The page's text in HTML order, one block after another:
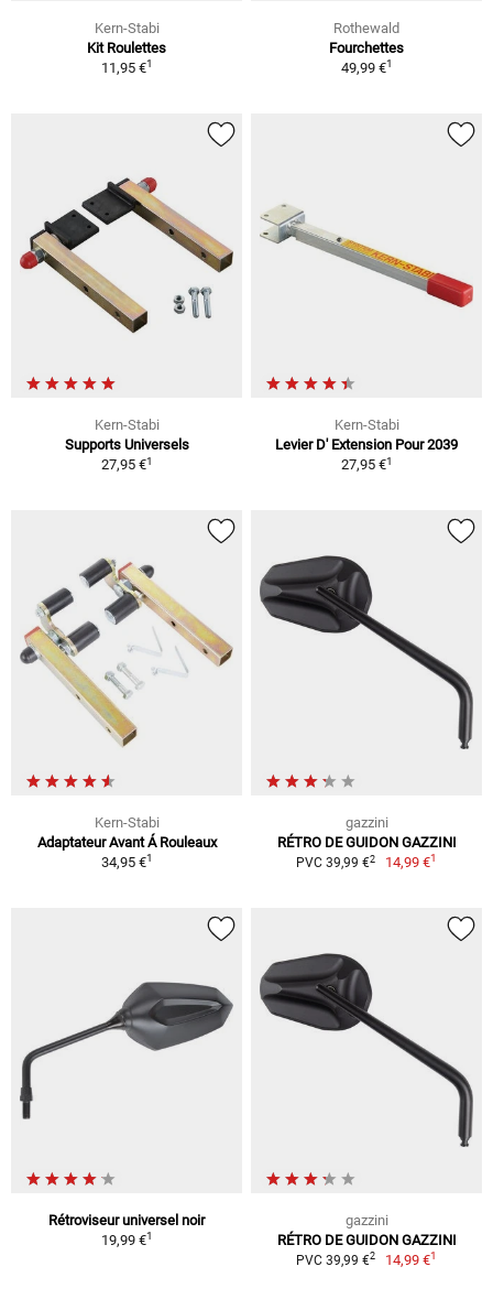
Kern-Stabi
Kit Roulettes
11,95 €1
Rothewald
Fourchettes
49,99 €1
Kern-Stabi
Supports Universels
27,95 €1
Kern-Stabi
Levier D' Extension Pour 2039
27,95 €1
Kern-Stabi
Adaptateur Avant Á Rouleaux
34,95 €1
gazzini
RÉTRO DE GUIDON GAZZINI
PVC 39,99 €2 14,99 €1
Rétroviseur universel noir
19,99 €1
gazzini
RÉTRO DE GUIDON GAZZINI
PVC 39,99 €2 14,99 €1